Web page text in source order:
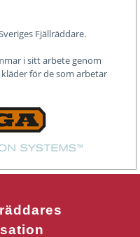
Fjällräddare.
i sitt arbete genom
för de som arbetar